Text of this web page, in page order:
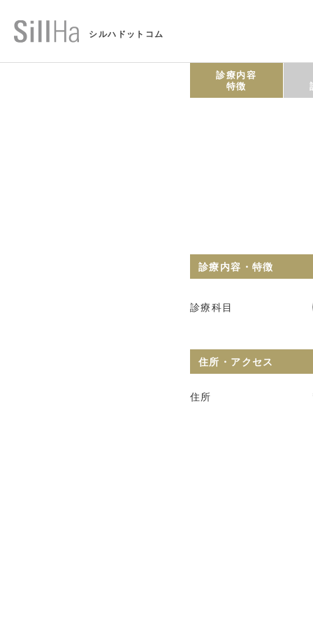
シルハドットコム
診療内容
特徴
診療内容・特徴
診療科目
住所・アクセス
住所